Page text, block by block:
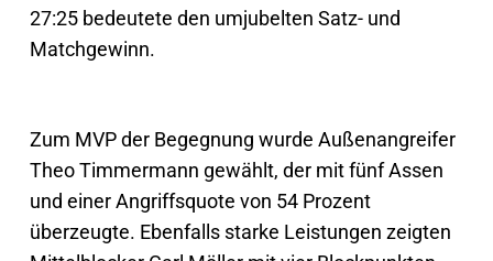
27:25 bedeutete den umjubelten Satz- und
Matchgewinn.
Zum MVP der Begegnung wurde Außenangreifer
Theo Timmermann gewählt, der mit fünf Assen
und einer Angriffsquote von 54 Prozent
überzeugte. Ebenfalls starke Leistungen zeigten